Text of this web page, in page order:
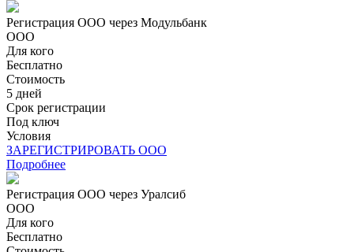
Регистрация ООО через Модульбанк
ООО
Для кого
Бесплатно
Стоимость
5 дней
Срок регистрации
Под ключ
Условия
ЗАРЕГИСТРИРОВАТЬ ООО
Подробнее
Регистрация ООО через Уралсиб
ООО
Для кого
Бесплатно